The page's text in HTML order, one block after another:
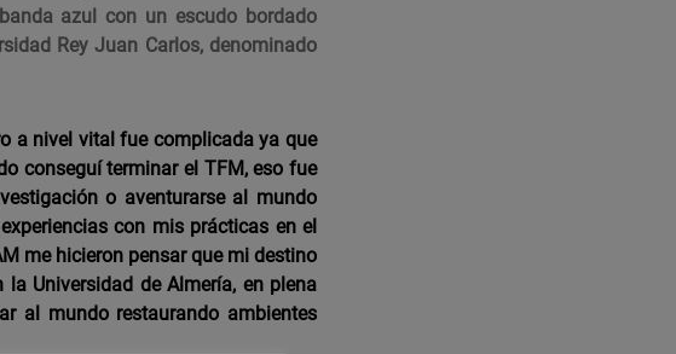
azul con un escudo bordado
Rey Juan Carlos, denominado
a nivel vital fue complicada ya que
conseguí terminar el TFM, eso fue
o aventurarse al mundo
con mis prácticas en el
me hicieron pensar que mi destino
Universidad de Almería, en plena
al mundo restaurando ambientes